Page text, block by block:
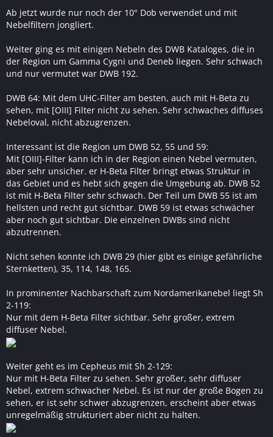
Ab jetzt wurde nur noch der 10" Dob verwendet und mit
Nebelfiltern jongliert.
Weiter ging es mit einigen Nebeln des DWB Kataloges, die in
der Region um Gamma Cygni und Deneb liegen. Sehr schwach
und nur vermutet war DWB 192.
DWB 64: Mit dem UHC-Filter am besten, auch mit H-Beta zu
sehen, mit [OIII] Filter nicht zu sehen. Sehr schwaches diffuses
Nebeloval, nicht abzugrenzen.
Interessant ist die Region um DWB 52, 55 und 59:
Mit [OIII]-Filter kann ich in der Region einen Nebel vermuten,
aber sehr unsicher. er H-Beta Filter bringt etwas Struktur in
das Gebiet und es hebt sich gegen die Umgebung ab. DWB 52
ist mit H-Beta FIlter sehr schwach. Der Teil um DWB 55 ist am
hellsten und recht gut sichtbar. DWB 59 ist etwas schwächer
aber noch gut sichtbar. Die einzelnen DWBs sind nicht
abzutrennen.
Nicht sehen konnte ich DWB 29 (hier gibt es einige gefährliche
Sternketten), 35, 114, 148, 165.
In prominenter Nachbarschaft zum Nordamerikanebel liegt Sh
2-119:
Nur mit dem H-Beta Filter sichtbar. Sehr großer, extrem
diffuser Nebel.
Weiter geht es im Cepheus mit Sh 2-129:
Nur mit H-Beta Filter zu sehen. Sehr großer, sehr diffuser
Nebel, extrem schwacher Nebel. Es ist nur der große Bogen zu
sehen, er ist sehr schwer abzugrenzen, erscheint aber etwas
unregelmäßig strukturiert aber nicht zu halten.